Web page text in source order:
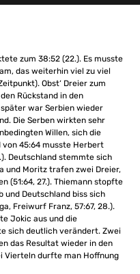
zum 38:52 (22.). Es musste
das weiterhin viel zu viel
Obst‘ Dreier zum
Rückstand in den
war Serbien wieder
Die Serben wirkten sehr
Willen, sich die
von 45:64 musste Herbert
Deutschland stemmte sich
und Moritz trafen zwei Dreier,
(51:64, 27.). Thiemann stopfte
und Deutschland biss sich
Freiwurf Franz, 57:67, 28.).
Jokic aus und die
sich deutlich verändert. Zwei
das Resultat wieder in den
Vierteln durfte man Hoffnung